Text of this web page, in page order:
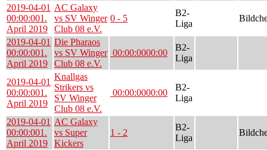
2019-04-01
00:00:001.
April 2019
AC Galaxy
vs SV Winger
Club 08 e.V.
0 - 5
B2-
Liga
2019-04-01
00:00:001.
April 2019
Die Pharaos
vs SV Winger
Club 08 e.V.
00:00:0000:00
B2-
Liga
2019-04-01
00:00:001.
April 2019
Knallgas
Strikers vs
SV Winger
Club 08 e.V.
00:00:0000:00
B2-
Liga
2019-04-01
00:00:001.
April 2019
AC Galaxy
vs Super
Kickers
1 - 2
B2-
Liga